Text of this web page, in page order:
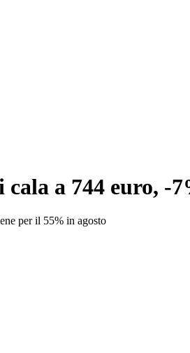
a 744 euro, -
per il 55% in agosto